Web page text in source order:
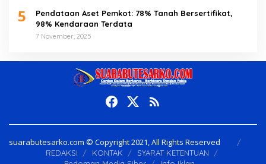
5
Pendataan Aset Pemkot: 78% Tanah Bersertifikat,
98% Kendaraan Terdata
7 November, 2025
suarabutesarko.com © Copyright 2021, All Rights Reserved
REDAKSI KONTAK
SYARAT KETENTUAN